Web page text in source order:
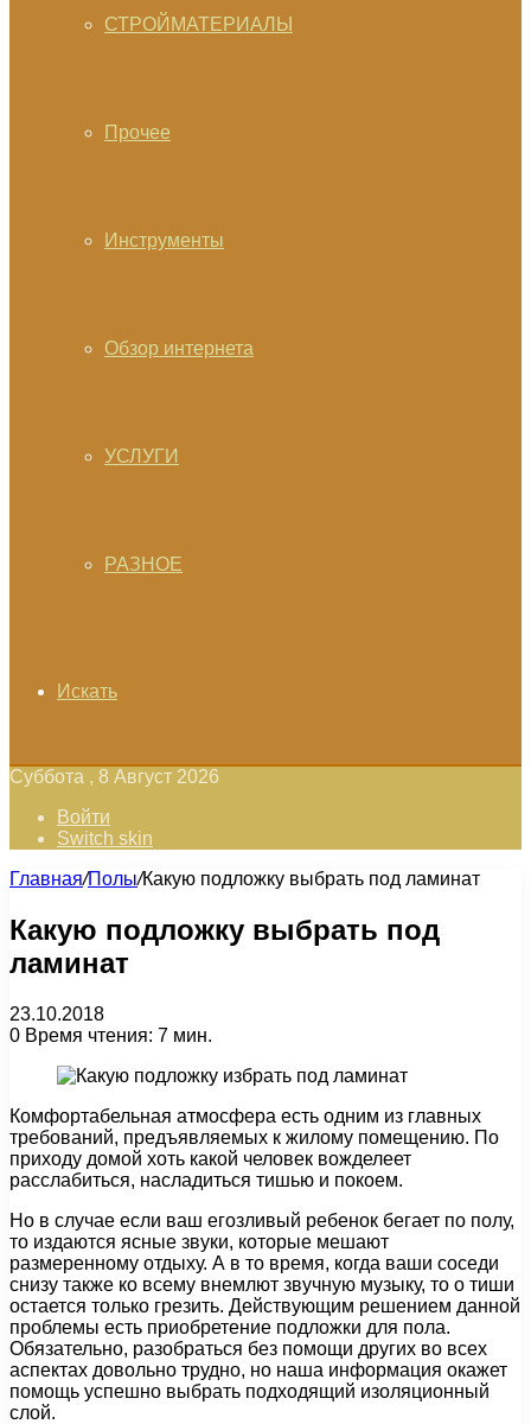
СТРОЙМАТЕРИАЛЫ
Прочее
Инструменты
Обзор интернета
УСЛУГИ
РАЗНОЕ
Искать
Суббота , 8 Август 2026
Войти
Switch skin
Главная/Полы/Какую подложку выбрать под ламинат
Какую подложку выбрать под
ламинат
23.10.2018
0 Время чтения: 7 мин.
Комфортабельная атмосфера есть одним из главных
требований, предъявляемых к жилому помещению. По
приходу домой хоть какой человек вожделеет
расслабиться, насладиться тишью и покоем.
Но в случае если ваш егозливый ребенок бегает по полу,
то издаются ясные звуки, которые мешают
размеренному отдыху. А в то время, когда ваши соседи
снизу также ко всему внемлют звучную музыку, то о тиши
остается только грезить. Действующим решением данной
проблемы есть приобретение подложки для пола.
Обязательно, разобраться без помощи других во всех
аспектах довольно трудно, но наша информация окажет
помощь успешно выбрать подходящий изоляционный
слой.